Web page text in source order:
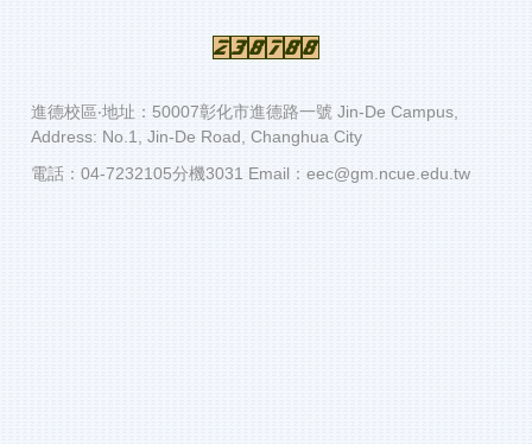
進德校區‧地址：50007彰化市進德路一號 Jin-De Campus,
Address: No.1, Jin-De Road, Changhua City
電話：04-7232105分機3031 Email：eec@gm.ncue.edu.tw